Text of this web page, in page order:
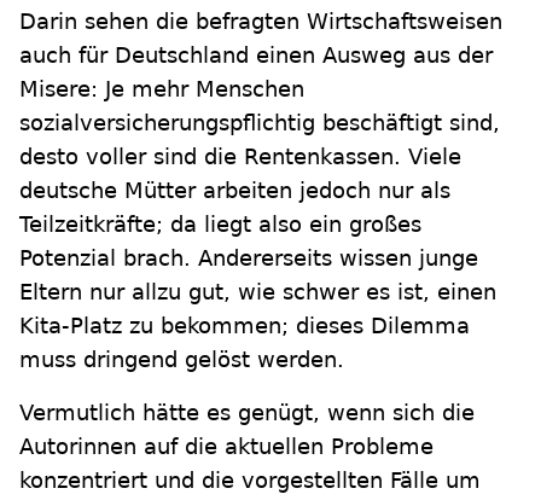
Darin sehen die befragten Wirtschaftsweisen
auch für Deutschland einen Ausweg aus der
Misere: Je mehr Menschen
sozialversicherungspflichtig beschäftigt sind,
desto voller sind die Rentenkassen. Viele
deutsche Mütter arbeiten jedoch nur als
Teilzeitkräfte; da liegt also ein großes
Potenzial brach. Andererseits wissen junge
Eltern nur allzu gut, wie schwer es ist, einen
Kita-Platz zu bekommen; dieses Dilemma
muss dringend gelöst werden.
Vermutlich hätte es genügt, wenn sich die
Autorinnen auf die aktuellen Probleme
konzentriert und die vorgestellten Fälle um